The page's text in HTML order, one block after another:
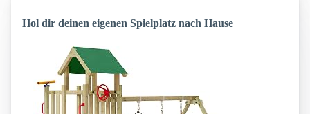
Hol dir deinen eigenen Spielplatz nach Hause